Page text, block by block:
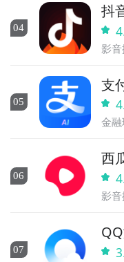
04
抖
影
05
支
金
06
西
影
07